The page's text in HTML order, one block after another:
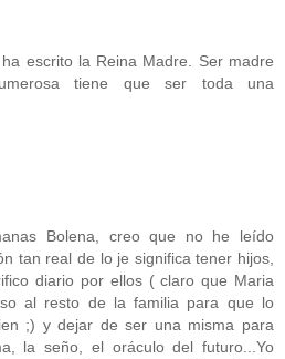
escrito la Reina Madre. Ser madre
tiene que ser toda una
Bolena, creo que no he leído
tan real de lo je significa tener hijos,
diario por ellos ( claro que Maria
al resto de la familia para que lo
;) y dejar de ser una misma para
la seño, el oráculo del futuro...Yo